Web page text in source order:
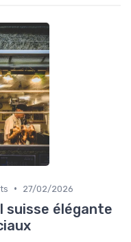
• 27/02/2026
suisse élégante